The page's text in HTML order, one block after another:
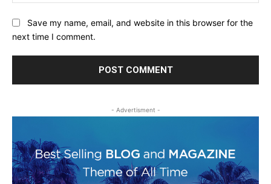
Save my name, email, and website in this browser for the
next time I comment.
- Advertisment -